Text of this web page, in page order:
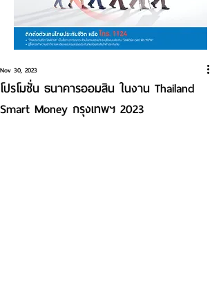
โปรโมชั่น ธนาคารออมสิน ในงาน Thailand
Smart Money กรุงเทพฯ 2023
Nov 30, 2023